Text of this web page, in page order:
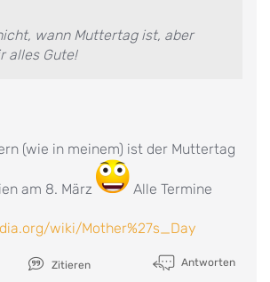
wann Muttertag ist, aber
alles Gute!
(wie in meinem) ist der Muttertag
am 8. März
Alle Termine
wiki/Mother%27s_Day
Zitieren Antworten